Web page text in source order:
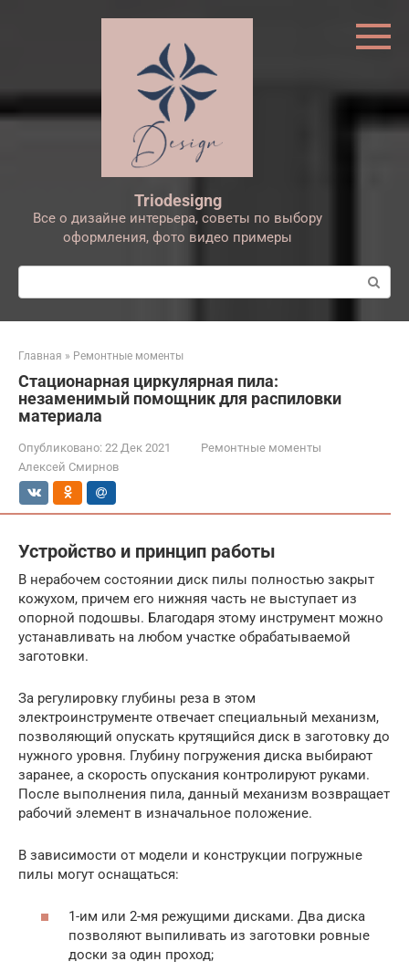
Triodesigng
Все о дизайне интерьера, советы по выбору
оформления, фото видео примеры
Поиск:
Главная » Ремонтные моменты
Стационарная циркулярная пила:
незаменимый помощник для распиловки
материала
Опубликовано: 22 Дек 2021
Ремонтные моменты
Алексей Смирнов
Устройство и принцип работы
В нерабочем состоянии диск пилы полностью закрыт
кожухом, причем его нижняя часть не выступает из
опорной подошвы. Благодаря этому инструмент можно
устанавливать на любом участке обрабатываемой
заготовки.
За регулировку глубины реза в этом
электроинструменте отвечает специальный механизм,
позволяющий опускать крутящийся диск в заготовку до
нужного уровня. Глубину погружения диска выбирают
заранее, а скорость опускания контролируют руками.
После выполнения пила, данный механизм возвращает
рабочий элемент в изначальное положение.
В зависимости от модели и конструкции погружные
пилы могут оснащаться:
1-им или 2-мя режущими дисками. Два диска
позволяют выпиливать из заготовки ровные
доски за один проход;